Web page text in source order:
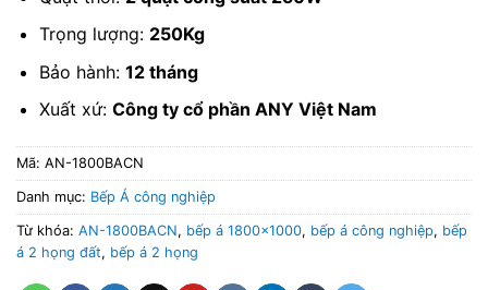
Trọng lượng: 250Kg
Bảo hành: 12 tháng
Xuất xứ: Công ty cổ phần ANY Việt Nam
Mã: AN-1800BACN
Danh mục: Bếp Á công nghiệp
Từ khóa: AN-1800BACN, bếp á 1800x1000, bếp á công nghiệp, bếp
á 2 họng đất, bếp á 2 họng